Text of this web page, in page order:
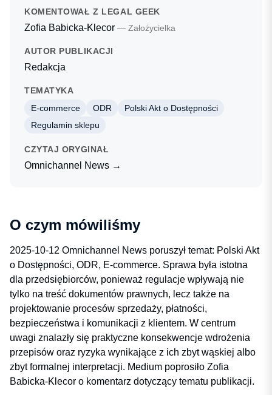
KOMENTOWAŁ Z LEGAL GEEK
Zofia Babicka-Klecor — Założycielka
AUTOR PUBLIKACJI
Redakcja
TEMATYKA
E-commerce
ODR
Polski Akt o Dostępności
Regulamin sklepu
CZYTAJ ORYGINAŁ
Omnichannel News →
O czym mówiliśmy
2025-10-12 Omnichannel News poruszył temat: Polski Akt
o Dostępności, ODR, E-commerce. Sprawa była istotna
dla przedsiębiorców, ponieważ regulacje wpływają nie
tylko na treść dokumentów prawnych, lecz także na
projektowanie procesów sprzedaży, płatności,
bezpieczeństwa i komunikacji z klientem. W centrum
uwagi znalazły się praktyczne konsekwencje wdrożenia
przepisów oraz ryzyka wynikające z ich zbyt wąskiej albo
zbyt formalnej interpretacji. Medium poprosiło Zofia
Babicka-Klecor o komentarz dotyczący tematu publikacji.